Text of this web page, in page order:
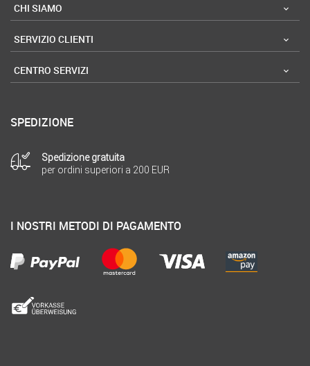
CHI SIAMO
SERVIZIO CLIENTI
CENTRO SERVIZI
SPEDIZIONE
Spedizione gratuita
per ordini superiori a 200 EUR
I NOSTRI METODI DI PAGAMENTO